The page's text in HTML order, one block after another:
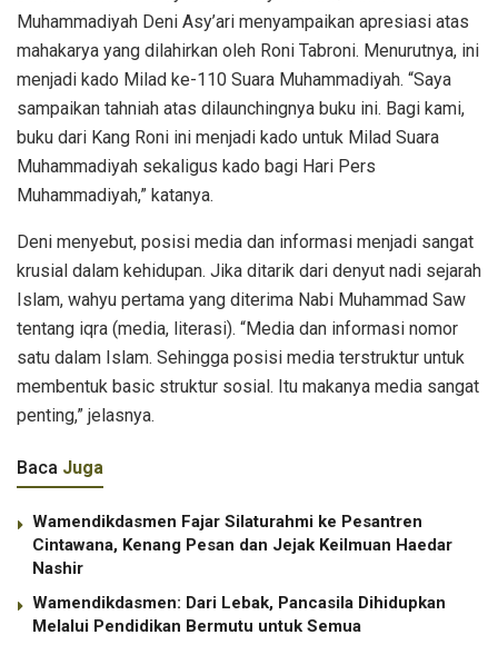
Muhammadiyah Deni Asy’ari menyampaikan apresiasi atas
mahakarya yang dilahirkan oleh Roni Tabroni. Menurutnya, ini
menjadi kado Milad ke-110 Suara Muhammadiyah. “Saya
sampaikan tahniah atas dilaunchingnya buku ini. Bagi kami,
buku dari Kang Roni ini menjadi kado untuk Milad Suara
Muhammadiyah sekaligus kado bagi Hari Pers
Muhammadiyah,” katanya.
Deni menyebut, posisi media dan informasi menjadi sangat
krusial dalam kehidupan. Jika ditarik dari denyut nadi sejarah
Islam, wahyu pertama yang diterima Nabi Muhammad Saw
tentang iqra (media, literasi). “Media dan informasi nomor
satu dalam Islam. Sehingga posisi media terstruktur untuk
membentuk basic struktur sosial. Itu makanya media sangat
penting,” jelasnya.
Baca Juga
Wamendikdasmen Fajar Silaturahmi ke Pesantren
Cintawana, Kenang Pesan dan Jejak Keilmuan Haedar
Nashir
Wamendikdasmen: Dari Lebak, Pancasila Dihidupkan
Melalui Pendidikan Bermutu untuk Semua